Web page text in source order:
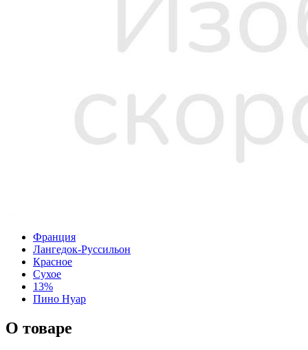
Франция
Лангедок-Руссильон
Красное
Сухое
13%
Пино Нуар
О товаре